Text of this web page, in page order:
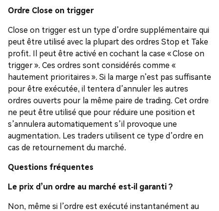
Ordre Close on trigger
Close on trigger est un type d’ordre supplémentaire qui
peut être utilisé avec la plupart des ordres Stop et Take
profit. Il peut être activé en cochant la case « Close on
trigger ». Ces ordres sont considérés comme «
hautement prioritaires ». Si la marge n’est pas suffisante
pour être exécutée, il tentera d’annuler les autres
ordres ouverts pour la même paire de trading. Cet ordre
ne peut être utilisé que pour réduire une position et
s’annulera automatiquement s’il provoque une
augmentation. Les traders utilisent ce type d’ordre en
cas de retournement du marché.
Questions fréquentes
Le prix d’un ordre au marché est-il garanti ?
Non, même si l’ordre est exécuté instantanément au